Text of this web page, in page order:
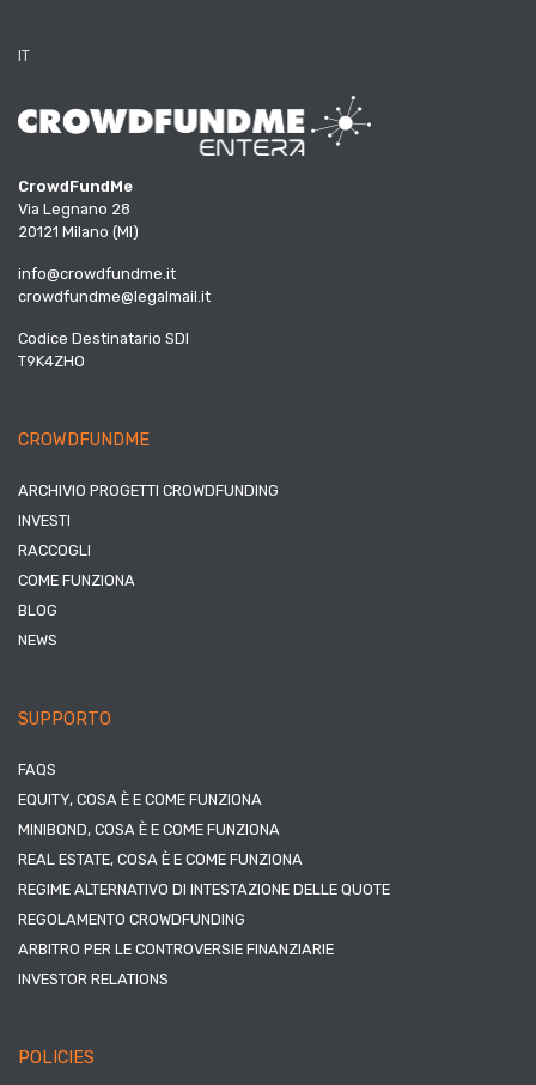
IT
CrowdFundMe
Via Legnano 28
20121 Milano (MI)
info@crowdfundme.it
crowdfundme@legalmail.it
Codice Destinatario SDI
T9K4ZHO
CROWDFUNDME
ARCHIVIO PROGETTI CROWDFUNDING
INVESTI
RACCOGLI
COME FUNZIONA
BLOG
NEWS
SUPPORTO
FAQS
EQUITY, COSA È E COME FUNZIONA
MINIBOND, COSA È E COME FUNZIONA
REAL ESTATE, COSA È E COME FUNZIONA
REGIME ALTERNATIVO DI INTESTAZIONE DELLE QUOTE
REGOLAMENTO CROWDFUNDING
ARBITRO PER LE CONTROVERSIE FINANZIARIE
INVESTOR RELATIONS
POLICIES